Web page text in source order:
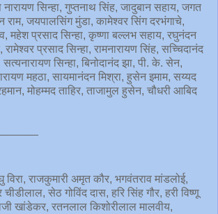
नारायण सिन्हा, गुप्तनाथ सिंह, जादुबान सहाय, जगत
राम, जयपालसिंग मुंडा, कामेश्वर सिंग दरभंगाचे,
महेश प्रसाद सिन्हा, कृष्णा बल्लभ सहाय, रघुनंदन
प्रसाद सिन्हा, रामनारायण सिंह, सच्चिदानंद
सत्यनारायण सिन्हा, बिनोदानंद झा, पी. के. सेन,
महठा, सायमानंदन मिश्रा, हुसेन इमाम, सय्यद
मोहम्मद ताहिर, ताजामुल हुसेन, चौधरी आबिद
राजकुमारी अमृत कौर, भगवंतराव मांडलोई,
सेठ गोविंद दास, हरि सिंह गौर, हरी विष्णू
खांडेकर, रतनलाल किशोरीलाल मालवीय,